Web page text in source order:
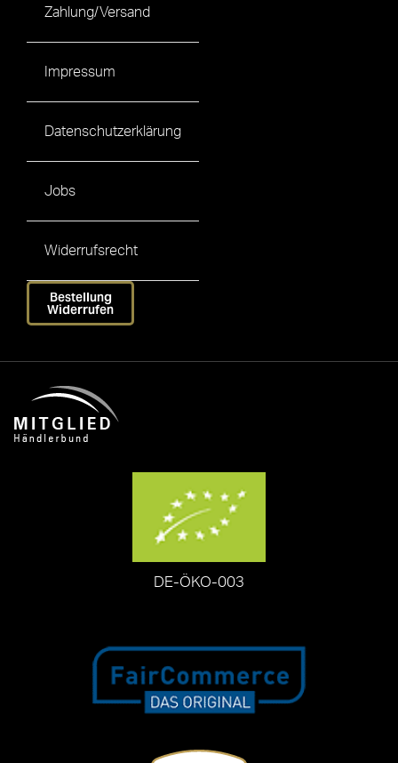
Zahlung/Versand
Impressum
Datenschutzerklärung
Jobs
Widerrufsrecht
Bestellung
Widerrufen
DE-ÖKO-003